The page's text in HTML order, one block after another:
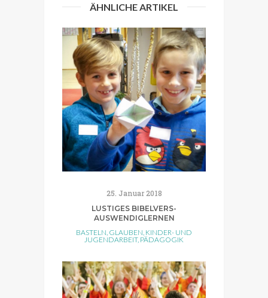
ÄHNLICHE ARTIKEL
25. Januar 2018
LUSTIGES BIBELVERS-
AUSWENDIGLERNEN
BASTELN GLAUBEN KINDER- UND
JUGENDARBEIT, PÄDAGOGIK